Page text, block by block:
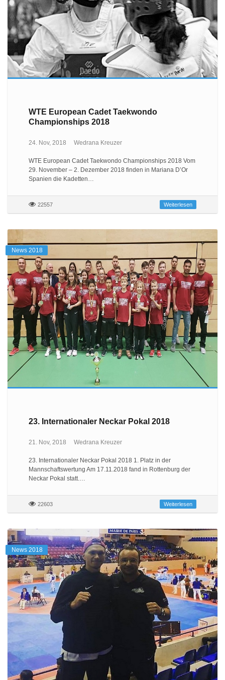
WTE European Cadet Taekwondo
Championships 2018
24. Nov, 2018 Wedrana Kreuzer
WTE European Cadet Taekwondo Championships 2018 Vom
29. November – 2. Dezember 2018 finden in Mariana D’Or
Spanien die Kadetten…
22557 Weiterlesen
News 2018
23. Internationaler Neckar Pokal 2018
21. Nov, 2018 Wedrana Kreuzer
23. Internationaler Neckar Pokal 2018 1. Platz in der
Mannschaftswertung Am 17.11.2018 fand in Rottenburg der
Neckar Pokal statt.…
22603 Weiterlesen
News 2018